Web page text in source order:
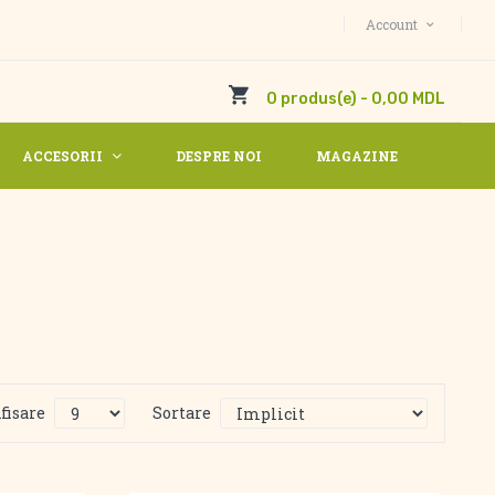
Account
0 produs(e) - 0,00 MDL
ACCESORII DESPRE NOI MAGAZINE
Sortare